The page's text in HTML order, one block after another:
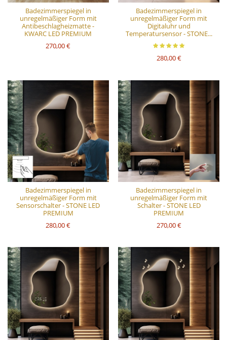
Badezimmerspiegel in
unregelmäßiger Form mit
Antibeschlagheizmatte -
KWARC LED PREMIUM
270,00 €
Badezimmerspiegel in
unregelmäßiger Form mit
Digitaluhr und
Temperatursensor - STONE...
280,00 €
Badezimmerspiegel in
unregelmäßiger Form mit
Sensorschalter - STONE LED
PREMIUM
280,00 €
Badezimmerspiegel in
unregelmäßiger Form mit
Schalter - STONE LED
PREMIUM
270,00 €